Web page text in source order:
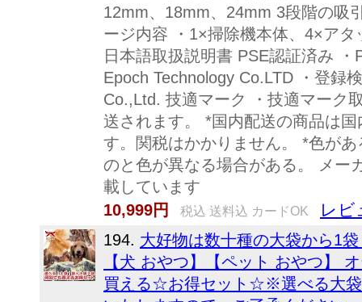
12mm、18mm、24mm 3段階の吸
ージ内容 ・1×掃除機本体、4×ア
日本語取扱説明書 PSE認証済み
Epoch Technology Co.LTD ・登録
Co.,Ltd. 技適マーク ・技適マーク
送されます。 *国内配送の商品は
す。関税はかかりません。 *色が
のと色が異なる場合がある。 メー
載しています
10,999円
税込 送料込 カードOK レビ
194. 大好物は数十種の大袋から1
【犬 おやつ】【ペット おやつ】
買える☆お得セット☆※選べる大袋